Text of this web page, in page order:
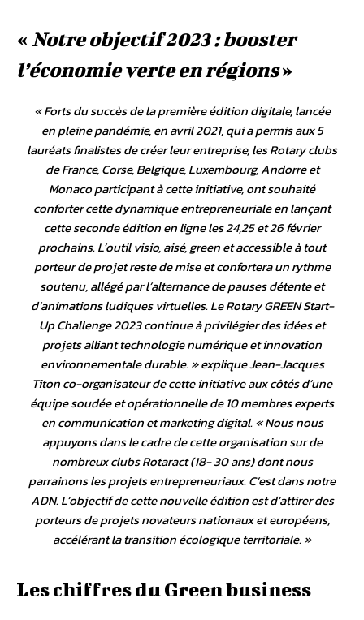
« Notre objectif 2023 : booster
l’économie verte en régions»
«Forts du succès de la première édition digitale, lancée
en pleine pandémie, en avril 2021, qui a permis aux 5
lauréats finalistes de créer leur entreprise, les Rotary clubs
de France, Corse, Belgique, Luxembourg, Andorre et
Monaco participant à cette initiative, ont souhaité
conforter cette dynamique entrepreneuriale en lançant
cette seconde édition en ligne les 24,25 et 26 février
prochains. L’outil visio, aisé, green et accessible à tout
porteur de projet reste de mise et confortera un rythme
soutenu, allégé par l’alternance de pauses détente et
d’animations ludiques virtuelles. Le Rotary GREEN Start-
Up Challenge 2023 continue à privilégier des idées et
projets alliant technologie numérique et innovation
environnementale durable. » explique Jean-Jacques
Titon co-organisateur de cette initiative aux côtés d’une
équipe soudée et opérationnelle de 10 membres experts
en communication et marketing digital. «Nous nous
appuyons dans le cadre de cette organisation sur de
nombreux clubs Rotaract (18- 30 ans) dont nous
parrainons les projets entrepreneuriaux. C’est dans notre
ADN. L’objectif de cette nouvelle édition est d’attirer des
porteurs de projets novateurs nationaux et européens,
accélérant la transition écologique territoriale. »
Les chiffres du Green business